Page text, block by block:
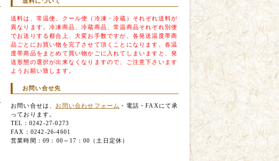
送料は、常温便、クール便（冷凍・冷蔵）それぞれ送料が
異なります。冷凍商品、冷蔵商品、常温商品それぞれ別便
でお送りする都合上、大変お手数ですが、各発送温度帯商
品ごとにお買い物を完了させて頂くことになります。各温
度帯商品をまとめて買い物かごに入れてしまいますと、発
送形態の選択が出来なくなりますので、ご注意下さいます
ようお願い致します。
お問い合せ先
お問い合せは、 お問い合わせフォーム ・電話・FAXにて承
っております。
TEL：0242-27-0273
FAX：0242-26-4601
営業時間：09：00～17：00（土日定休）